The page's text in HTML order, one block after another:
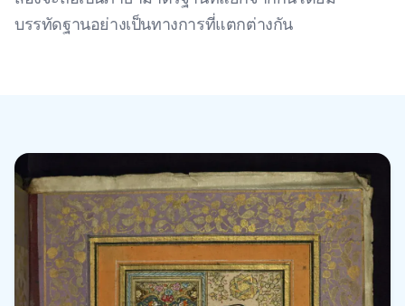
บรรทัดฐานอย่างเป็นทางการที่แตกต่างกัน